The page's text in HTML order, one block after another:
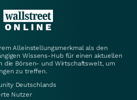
Alleinstellungsmerkmal als den
Wissens-Hub für einen aktuellen
die Börsen- und Wirtschaftswelt, um
zu treffen.
Deutschlands
Nutzer